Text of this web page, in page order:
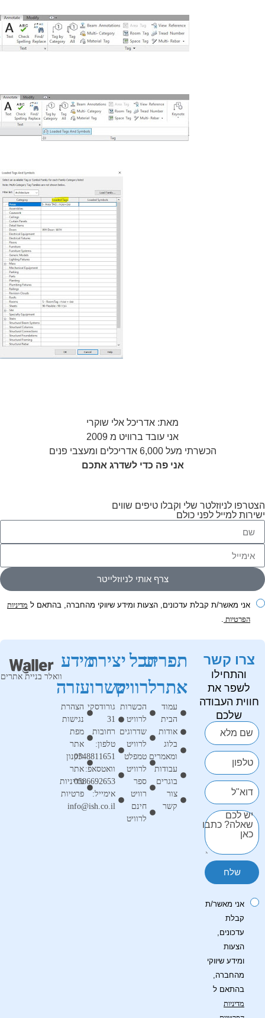
מאת: אדריכל אלי שוקרי
אני עובד ברוויט מ 2009
הכשרתי מעל 6,000 אדריכלים ומעצבי פנים
אני פה כדי לשדרג אתכם
הצטרפו לניוזלטר שלי וקבלו טיפים שווים
ישירות למייל לפני כולם
אני מאשר/ת קבלת עדכונים, הצעות ומידע שיווקי מהחברה, בהתאם ל מדיניות
הפרטיות
תפריט
אתר
עמוד
הבית
אודות
בלוג
ומאמרים
עבודות
בוגרים
צור
קשר
הכל
לרוויט
הכשרות
לרוויט
שדרוגים
לרוויט
טמפלט
לרוויט
ספר
רוויט
חינם
לרוויט
צרו קשר
והתחילו
לשפר את
חווית העבודה
שלכם
שם מלא
טלפון
דוא"ל
יש לכם
שאלה? כתבו
כאן
אני מאשר/ת
קבלת
עדכונים,
הצעות
ומידע שיווקי
מהחברה,
בהתאם ל
מדיניות
יצירת
קשר
גורודסקי
31
רחובות
טלפון:
0548811651
וואטסאפ:
0586692653
אימייל:
info@ish.co.il
מידע
ועזרה
הצהרת
נגישות
מפת
אתר
תקנון
אתר
מדיניות
פרטיות
וואלר בניית אתרים